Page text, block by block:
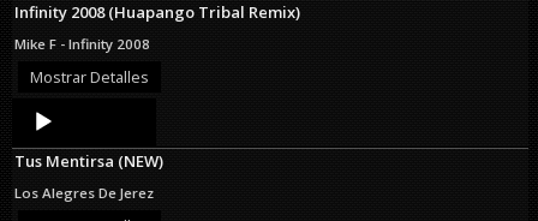
Infinity 2008 (Huapango Tribal Remix)
Mike F - Infinity 2008
Mostrar Detalles
Audio
Player
Tus Mentirsa (NEW)
Los Alegres De Jerez